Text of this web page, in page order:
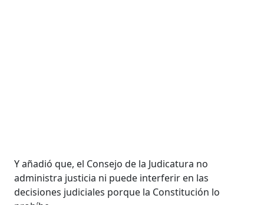
Y añadió que, el Consejo de la Judicatura no
administra justicia ni puede interferir en las
decisiones judiciales porque la Constitución lo